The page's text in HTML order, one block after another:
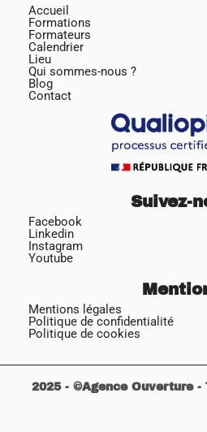
Accueil
Formations
Formateurs
Calendrier
Lieu
Qui sommes-nous ?
Blog
Contact
Suivez-
Facebook
Linkedin
Instagram
Youtube
Mentions légales
Politique de confidentialité
Politique de cookies
2025 - ©Agence Ouverture